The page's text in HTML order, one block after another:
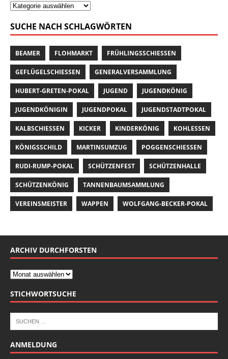
SUCHE NACH SCHLAGWÖRTEN
BEAMER FLOHMARKT FRÜHLINGSSCHIESSEN
GEFLÜGELSCHIESSEN GENERALVERSAMMLUNG
HUBERT-GRETEN-POKAL JUGEND JUGENDKÖNIG
JUGENDKÖNIGIN JUGENDPOKAL JUGENDSTADTPOKAL
KALBSCHIESSEN KICKER KINDERKÖNIG KOHLESSEN
KÖNIGSSCHILD MARTINSUMZUG POGGENSCHIESSEN
RUDI-RUMP-POKAL SCHÜTZENFEST SCHÜTZENHALLE
SCHÜTZENKÖNIG TANNENBAUMSAMMLUNG
VEREINSMEISTER WAPPEN WOLFGANG-BECKER-POKAL
ARCHIV DURCHFORSTEN
STICHWORTSUCHE
ANMELDUNG